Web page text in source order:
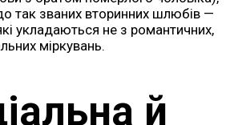
так званих вторинних шлюбів —
укладаються не з романтичних,
міркувань.
й